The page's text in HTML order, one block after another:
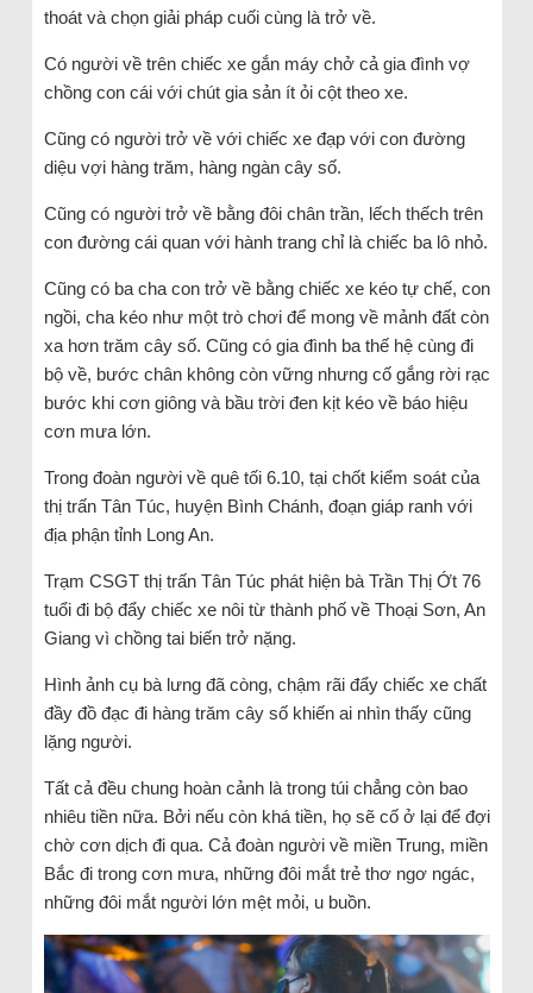
thoát và chọn giải pháp cuối cùng là trở về.
Có người về trên chiếc xe gắn máy chở cả gia đình vợ
chồng con cái với chút gia sản ít ỏi cột theo xe.
Cũng có người trở về với chiếc xe đạp với con đường
diệu vợi hàng trăm, hàng ngàn cây số.
Cũng có người trở về bằng đôi chân trần, lếch thếch trên
con đường cái quan với hành trang chỉ là chiếc ba lô nhỏ.
Cũng có ba cha con trở về bằng chiếc xe kéo tự chế, con
ngồi, cha kéo như một trò chơi để mong về mảnh đất còn
xa hơn trăm cây số. Cũng có gia đình ba thế hệ cùng đi
bộ về, bước chân không còn vững nhưng cố gắng rời rạc
bước khi cơn giông và bầu trời đen kịt kéo về báo hiệu
cơn mưa lớn.
Trong đoàn người về quê tối 6.10, tại chốt kiểm soát của
thị trấn Tân Túc, huyện Bình Chánh, đoạn giáp ranh với
địa phận tỉnh Long An.
Trạm CSGT thị trấn Tân Túc phát hiện bà Trần Thị Ớt 76
tuổi đi bộ đẩy chiếc xe nôi từ thành phố về Thoại Sơn, An
Giang vì chồng tai biến trở nặng.
Hình ảnh cụ bà lưng đã còng, chậm rãi đẩy chiếc xe chất
đầy đồ đạc đi hàng trăm cây số khiến ai nhìn thấy cũng
lặng người.
Tất cả đều chung hoàn cảnh là trong túi chẳng còn bao
nhiêu tiền nữa. Bởi nếu còn khá tiền, họ sẽ cố ở lại để đợi
chờ cơn dịch đi qua. Cả đoàn người về miền Trung, miền
Bắc đi trong cơn mưa, những đôi mắt trẻ thơ ngơ ngác,
những đôi mắt người lớn mệt mỏi, u buồn.